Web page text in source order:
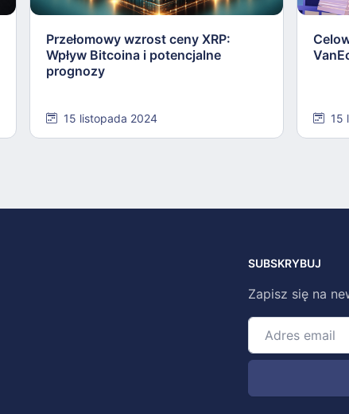
Przełomowy wzrost ceny XRP:
Wpływ Bitcoina i potencjalne
prognozy
15 listopada 2024 15
SUBSKRYBUJ
Zapisz się na